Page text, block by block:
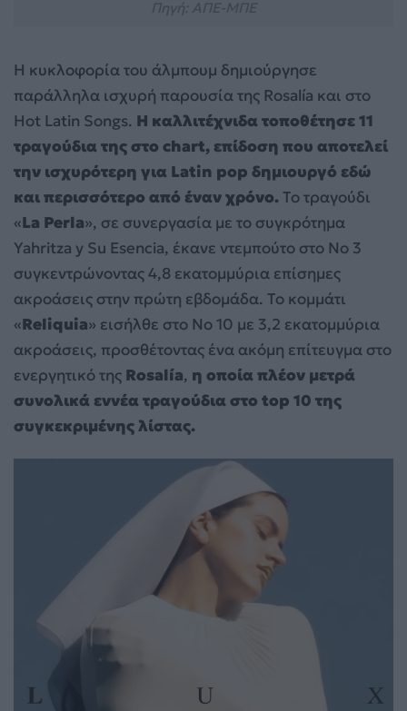
Η κυκλοφορία του άλμπουμ δημιούργησε
παράλληλα ισχυρή παρουσία της Rosalía και στο
Hot Latin Songs. Η καλλιτέχνιδα τοποθέτησε 11
τραγούδια της στο chart, επίδοση που αποτελεί
την ισχυρότερη για Latin pop δημιουργό εδώ
και περισσότερο από έναν χρόνο.Το τραγούδι
«La Perla», σε συνεργασία με το συγκρότημα
Yahritza y Su Esencia, έκανε ντεμπούτο στο Νο 3
συγκεντρώνοντας 4,8 εκατομμύρια επίσημες
ακροάσεις στην πρώτη εβδομάδα. Το κομμάτι
«Reliquia» εισήλθε στο Νο 10 με 3,2 εκατομμύρια
ακροάσεις, προσθέτοντας ένα ακόμη επίτευγμα στο
ενεργητικό της Rosalía, η οποία πλέον μετρά
συνολικά εννέα τραγούδια στο top 10 της
συγκεκριμένης λίστας.